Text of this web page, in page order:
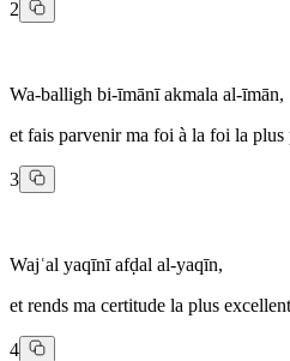
2
Wa-balligh bi-īmānī akmala al-īmān,
et fais parvenir ma foi à la foi la plus
3
Wajʿal yaqīnī afḍal al-yaqīn,
et rends ma certitude la plus
4